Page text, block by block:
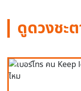
ดูดวงชะต